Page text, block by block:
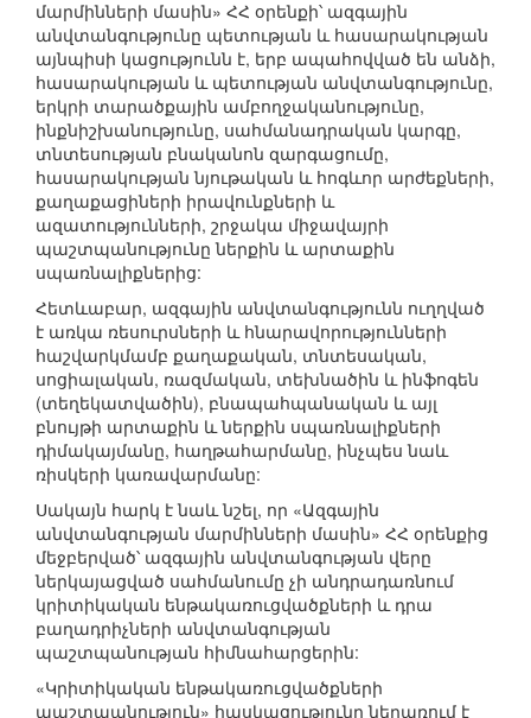
մարմինների մասին» ՀՀ օրենքի՝ ազգային
անվտանգությունը պետության և հասարակության
այնպիսի կացությունն է, երբ ապահովված են անձի,
հասարակության և պետության անվտանգությունը,
երկրի տարածքային ամբողջականությունը,
ինքնիշխանությունը, սահմանադրական կարգը,
տնտեսության բնականոն զարգացումը,
հասարակության նյութական և հոգևոր արժեքների,
քաղաքացիների իրավունքների և
ազատությունների, շրջակա միջավայրի
պաշտպանությունը ներքին և արտաքին
սպառնալիքներից:
Հետևաբար, ազգային անվտանգությունն ուղղված
է առկա ռեսուրսների և հնարավորությունների
հաշվարկմամբ քաղաքական, տնտեսական,
սոցիալական, ռազմական, տեխնածին և ինֆոգեն
(տեղեկատվածին), բնապահպանական և այլ
բնույթի արտաքին և ներքին սպառնալիքների
դիմակայմանը, հաղթահարմանը, ինչպես նաև
ռիսկերի կառավարմանը:
Սակայն հարկ է նաև նշել, որ «Ազգային
անվտանգության մարմինների մասին» ՀՀ օրենքից
մեջբերված՝ ազգային անվտանգության վերը
ներկայացված սահմանումը չի անդրադառնում
կրիտիկական ենթակառուցվածքների և դրա
բաղադրիչների անվտանգության
պաշտպանության հիմնահարցերին:
«Կրիտիկական ենթակառուցվածքների
պաշտպանություն» հասկացությունը ներառում է